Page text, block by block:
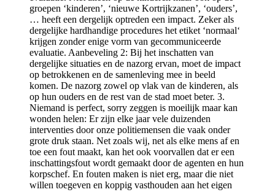
groepen ‘kinderen’, ‘nieuwe Kortrijkzanen’, ‘ouders’,
… heeft een dergelijk optreden een impact. Zeker als
dergelijke hardhandige procedures het etiket ‘normaal‘
krijgen zonder enige vorm van gecommuniceerde
evaluatie. Aanbeveling 2: Bij het inschatten van
dergelijke situaties en de nazorg ervan, moet de impact
op betrokkenen en de samenleving mee in beeld
komen. De nazorg zowel op vlak van de kinderen, als
op hun ouders en de rest van de stad moet beter. 3.
Niemand is perfect, sorry zeggen is moeilijk maar kan
wonden helen: Er zijn elke jaar vele duizenden
interventies door onze politiemensen die vaak onder
grote druk staan. Net zoals wij, net als elke mens af en
toe een fout maakt, kan het ook voorvallen dat er een
inschattingsfout wordt gemaakt door de agenten en hun
korpschef. En fouten maken is niet erg, maar die niet
willen toegeven en koppig vasthouden aan het eigen